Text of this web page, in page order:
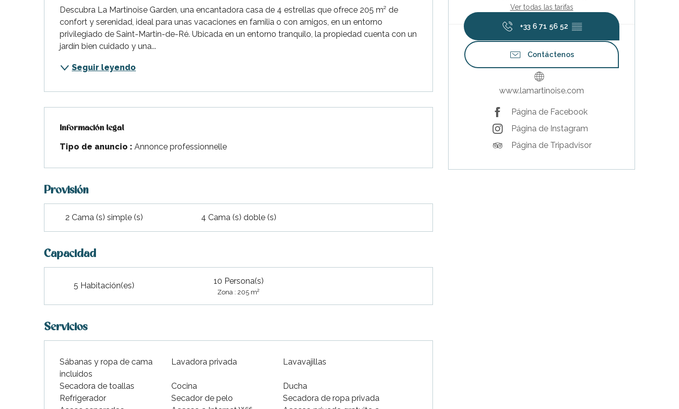
Ver todas las tarifas
+33 6 71 56 52 ▒▒
Contáctenos
www.lamartinoise.com
Página de Facebook
Página de Instagram
Página de Tripadvisor
Descubra La Martinoise Garden, una encantadora casa de 4 estrellas que ofrece 205 m² de
confort y serenidad, ideal para unas vacaciones en familia o con amigos, en un entorno
privilegiado de Saint-Martin-de-Ré. Ubicada en un entorno tranquilo, la propiedad cuenta con un
jardín bien cuidado y una...
Seguir leyendo
Información legal
Información legal
Tipo de anuncio : Annonce professionnelle
Provisión
2 Cama (s) simple (s) 4 Cama (s) doble (s)
Capacidad
5 Habitación(es) 10 Persona(s)
Zona : 205 m2
Servicios
Sábanas y ropa de cama
incluidos
Lavadora privada Lavavajillas
Secadora de toallas Cocina
Ducha
Refrigerador
Secador de pelo
Secadora de ropa privada